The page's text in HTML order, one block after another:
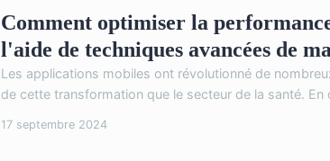
Comment optimiser la
l'aide de techniques avancées de
Les applications mobiles ont révolutionné de
de cette transformation que le secteur de la santé.
17 septembre 2024